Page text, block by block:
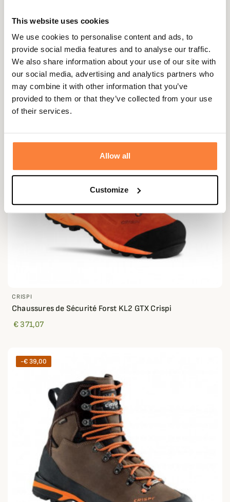
This website uses cookies
We use cookies to personalise content and ads, to
provide social media features and to analyse our traffic.
We also share information about your use of our site with
our social media, advertising and analytics partners who
may combine it with other information that you’ve
provided to them or that they’ve collected from your use
of their services.
Allow all
Customize
CRISPI
Chaussures Nevada Legend 50ème Anniversaire Crispi
€ 303,03 € 373,03
CRISPI
Chaussures de Sécurité Forst KL2 GTX Crispi
€ 371,07
-€ 39,00